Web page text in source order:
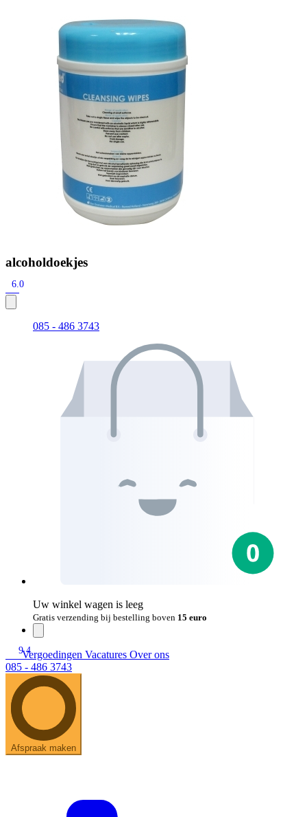
Snel zoeken
Signia hoortoestellenSignia Pure BCT IX
Audio Service R LI 7
Hoortoestelbatterijen
Widex filters FiltersDomes
Onderhoudsartikelen
Signia Active Mini IX - Oplaadbaar
De Signia Active Mini IX is het nieuwste hoortoestel van Signia.
alcoholdoekjes
6.0
085 - 486 3743
Uw winkel wagen is leeg
Gratis verzending bij bestelling boven 15 euro
9.4
Vergoedingen Vacatures Over ons
085 - 486 3743
Afspraak maken